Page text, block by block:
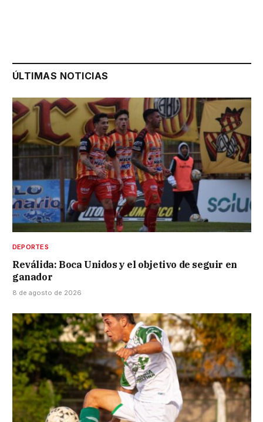
ÚLTIMAS NOTICIAS
DEPORTES
Reválida: Boca Unidos y el objetivo de seguir en
ganador
8 de agosto de 2026